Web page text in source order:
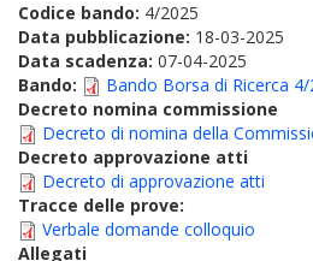
Codice bando: 4/2025
Data pubblicazione: 18-03-2025
Data scadenza: 07-04-2025
Bando:
Bando Borsa di Ricerca
Decreto nomina commissione
Decreto di nomina della
Decreto approvazione atti
Decreto di approvazione atti
Tracce delle prove:
Verbale domande colloquio
Allegati